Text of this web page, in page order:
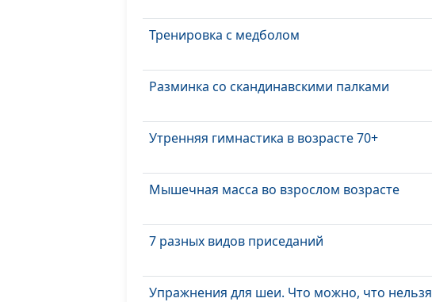
Тренировка с медболом
Разминка со скандинавскими палками
Утренняя гимнастика в возрасте 70+
Мышечная масса во взрослом возрасте
7 разных видов приседаний
Упражнения для шеи. Что можно, что нельзя